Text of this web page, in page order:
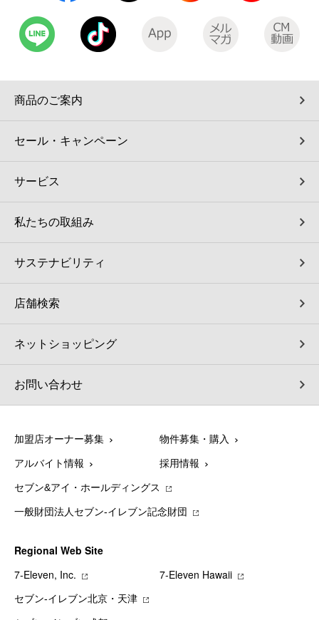
商品のご案内
セール・キャンペーン
サービス
私たちの取組み
サステナビリティ
店舗検索
ネットショッピング
お問い合わせ
加盟店オーナー募集 物件募集・購入
アルバイト情報 採用情報
セブン&アイ・ホールディングス
一般財団法人セブン-イレブン記念財団
Regional Web Site
7‐Eleven, Inc.
7‐Eleven Hawaii
セブン‐イレブン北京・天津